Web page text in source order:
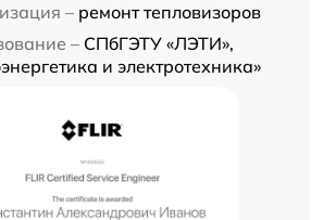
– ремонт тепловизоров
– СПбГЭТУ «ЛЭТИ»,
и электротехника»